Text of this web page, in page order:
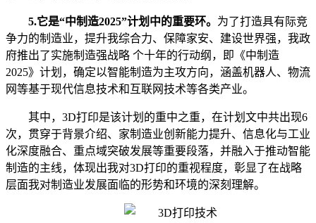
5.它是“中制造2025”计划中的重要环。 为了打造具有际竞
争力的制造业，提升我综合力、保障家安、建设世界强，我政
府推出了实施制造强战略 个十年的行动纲，即《中制造
2025》计划，确定以智能制造为主攻方向，涵盖机器人、物流
网等基于现代信息技术和互联网技术等各类产业。
其中， 3D打印是该计划的重中之重，在计划文中共出现6
次，贯穿于背景介绍、家制造业创新能力提升、信息化与工业
化深度融合、重点域突破发展等重要段落，并融入于推动智能
制造的主线，体现出我对3D打印的重视程度，彰显了在战略
层面我对制造业发展面临的形势和环境的深刻理解。